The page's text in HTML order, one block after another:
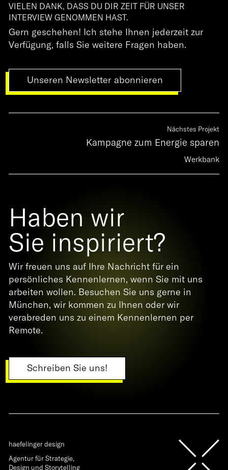
VIELEN DANK, DASS DU DIR ZEIT FÜR UNSER
INTERVIEW GENOMMEN HAST.
Gern geschehen! Ich stehe Ihnen jederzeit zur
Verfügung, falls Sie weitere Fragen haben.
Unseren Newsletter abonnieren
Nächstes Projekt
Kampagne zum Energie sparen
Werkbank
Haben wir
Sie inspiriert?
Wir freuen uns auf Ihre Nachricht für ein
persönliches Kennenlernen, wenn Sie mit uns
arbeiten wollen. Besuchen Sie uns gerne in
München, wir kommen zu Ihnen oder wir
verabreden uns zu einem Kennenlernen per
Remote.
Schreiben Sie uns!
haefelinger design
Agentur für Strategie,
Design und Storytelling